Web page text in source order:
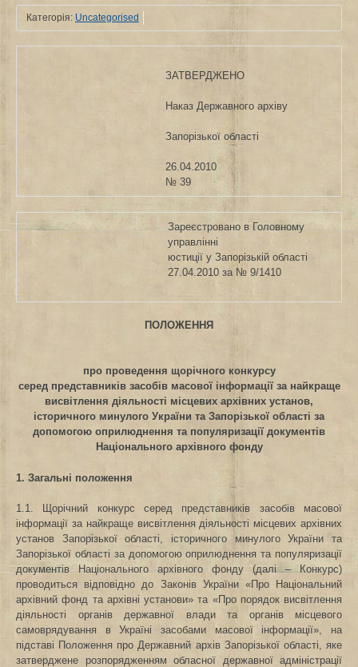
Категорія: Uncategorised
ЗАТВЕРДЖЕНО
Наказ Державного архіву
Запорізької області
26.04.2010
№ 39
Зареєстровано в Головному
управлінні
юстиції у Запорізькій області
27.04.2010 за № 9/1410
ПОЛОЖЕННЯ
про проведення щорічного конкурсу
серед представників засобів масової інформації за найкраще
висвітлення діяльності місцевих архівних установ,
історичного минулого України та Запорізької області за
допомогою оприлюднення та популяризації документів
Національного архівного фонду
1. Загальні положення
1.1. Щорічний конкурс серед представників засобів масової
інформації за найкраще висвітлення діяльності місцевих архівних
установ Запорізької області, історичного минулого України та
Запорізької області за допомогою оприлюднення та популяризації
документів Національного архівного фонду (далі – Конкурс)
проводиться відповідно до Законів України «Про Національний
архівний фонд та архівні установи» та «Про порядок висвітлення
діяльності органів державної влади та органів місцевого
самоврядування в Україні засобами масової інформації», на
підставі Положення про Державний архів Запорізької області, яке
затверджене розпорядженням обласної державної адміністрації